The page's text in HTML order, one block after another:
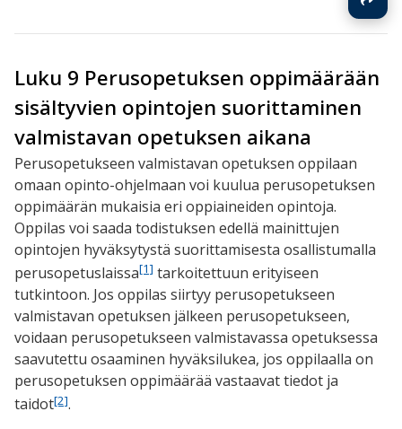
Luku 9 Perusopetuksen oppimäärään
sisältyvien opintojen suorittaminen
valmistavan opetuksen aikana
Perusopetukseen valmistavan opetuksen oppilaan
omaan opinto-ohjelmaan voi kuulua perusopetuksen
oppimäärän mukaisia eri oppiaineiden opintoja.
Oppilas voi saada todistuksen edellä mainittujen
opintojen hyväksytystä suorittamisesta osallistumalla
perusopetuslaissa[1] tarkoitettuun erityiseen
tutkintoon. Jos oppilas siirtyy perusopetukseen
valmistavan opetuksen jälkeen perusopetukseen,
voidaan perusopetukseen valmistavassa opetuksessa
saavutettu osaaminen hyväksilukea, jos oppilaalla on
perusopetuksen oppimäärää vastaavat tiedot ja
taidot[2].